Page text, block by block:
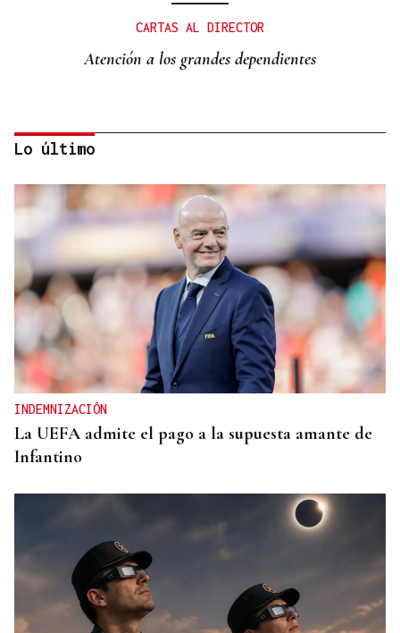
CARTAS AL DIRECTOR
Atención a los grandes dependientes
La Región
CARTAS AL DIRECTOR
Os políticos de Maceda poden facelo!
Lo último
INDEMNIZACIÓN
La UEFA admite el pago a la supuesta amante de
Infantino